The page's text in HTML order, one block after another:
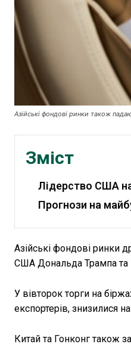
Азійські фондові ринки також
Зміст
Лідерство США
Прогнози на
Азійські фондові ринки
США Дональда Трампа та
У вівторок торги на
експортерів, знизилися на
Китай та Гонконг також